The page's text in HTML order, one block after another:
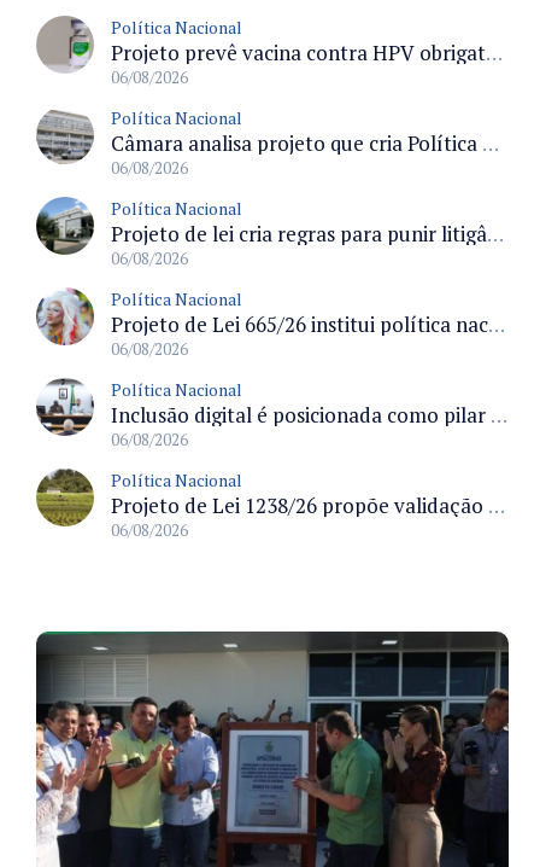
Política Nacional
Projeto prevê vacina contra HPV obrigatória e testes moleculares para rastreamento do câncer do colo do útero
06/08/2026
Política Nacional
Câmara analisa projeto que cria Política Nacional de Qualificação e Valorização da Preceptoria na Residência Médica
06/08/2026
Política Nacional
Projeto de lei cria regras para punir litigância abusiva reversa e integrar sistemas do Judiciário
06/08/2026
Política Nacional
Projeto de Lei 665/26 institui política nacional para prevenção ao transfeminicídio e prevê medidas de proteção e reparação
06/08/2026
Política Nacional
Inclusão digital é posicionada como pilar essencial da reurbanização de favelas e periferias
06/08/2026
Política Nacional
Projeto de Lei 1238/26 propõe validação automática do Cadastro Ambiental Rural para imóveis de até quatro módulos fiscais
06/08/2026